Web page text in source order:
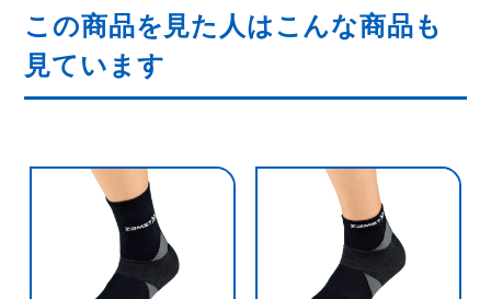
この商品を見た人はこんな商品も
見ています